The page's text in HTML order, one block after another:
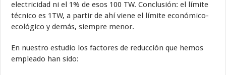
electricidad ni el 1% de esos 100 TW. Conclusión: el límite
técnico es 1TW, a partir de ahí viene el límite económico-
ecológico y demás, siempre menor.
En nuestro estudio los factores de reducción que hemos
empleado han sido: